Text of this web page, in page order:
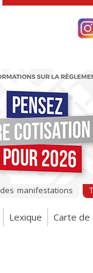
manifestations
Lexique Carte de